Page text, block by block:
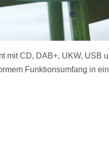
mit CD, DAB+, UKW, USB
Funktionsumfang in